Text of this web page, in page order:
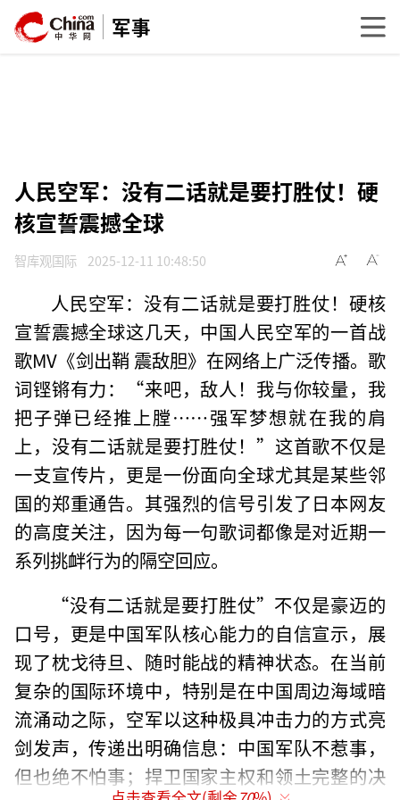
军事
人民空军：没有二话就是要打胜仗！硬
核宣誓震撼全球
智库观国际 2025-12-11 10:48:50
人民空军：没有二话就是要打胜仗！硬核
宣誓震撼全球这几天，中国人民空军的一首战
歌MV《剑出鞘 震敌胆》在网络上广泛传播。歌
词铿锵有力：“来吧，敌人！我与你较量，我
把子弹已经推上膛……强军梦想就在我的肩
上，没有二话就是要打胜仗！”这首歌不仅是
一支宣传片，更是一份面向全球尤其是某些邻
国的郑重通告。其强烈的信号引发了日本网友
的高度关注，因为每一句歌词都像是对近期一
系列挑衅行为的隔空回应。
“没有二话就是要打胜仗”不仅是豪迈的
口号，更是中国军队核心能力的自信宣示，展
现了枕戈待旦、随时能战的精神状态。在当前
复杂的国际环境中，特别是在中国周边海域暗
流涌动之际，空军以这种极具冲击力的方式亮
剑发声，传递出明确信息：中国军队不惹事，
但也绝不怕事；捍卫国家主权和领土完整的决